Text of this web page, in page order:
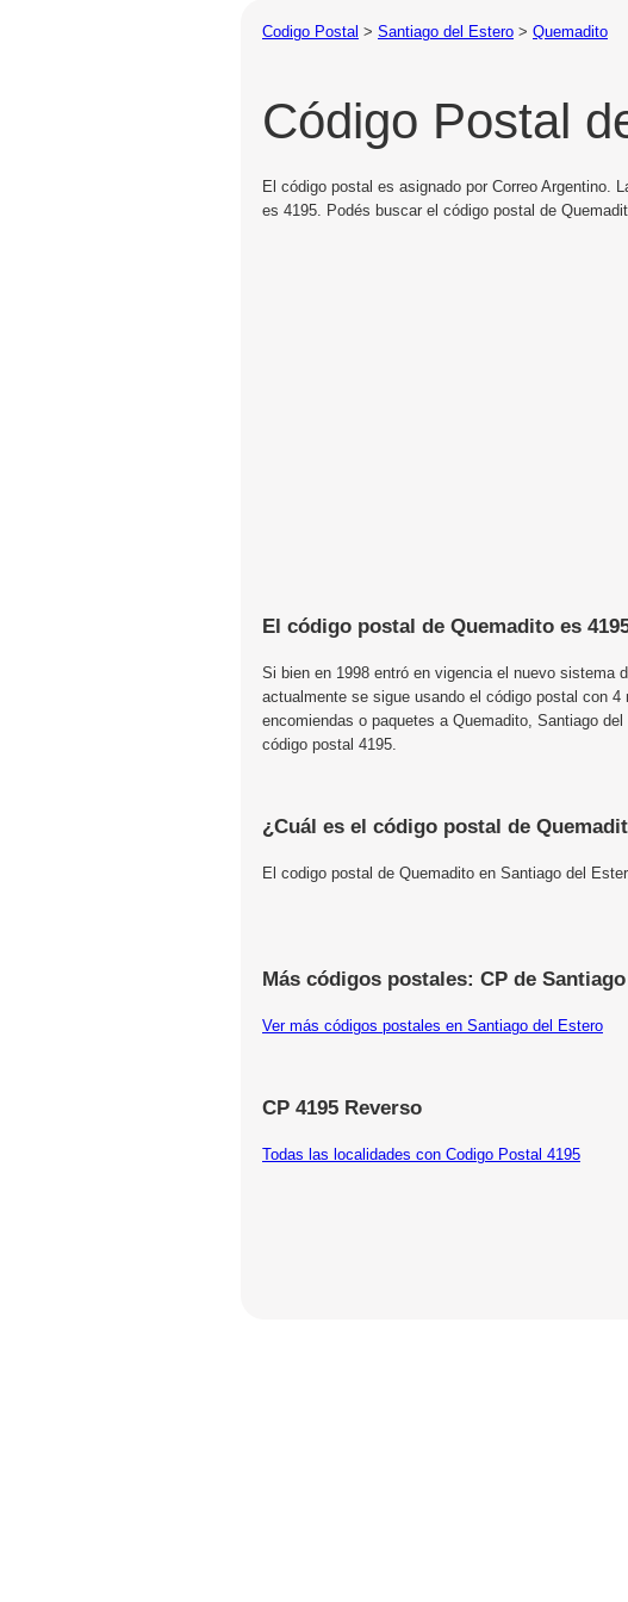
Codigo Postal > Santiago del Estero > Quemadito
Código Postal
El código postal es asignado por Correo Argentino.
es 4195. Podés buscar el código postal de
El código postal de Quemadito es
Si bien en 1998 entró en vigencia el nuevo sistema
actualmente se sigue usando el código postal con
encomiendas o paquetes a Quemadito, Santiago
código postal 4195.
¿Cuál es el código postal de
El codigo postal de Quemadito en Santiago del
Más códigos postales: CP de
Ver más códigos postales en Santiago del Estero
CP 4195 Reverso
Todas las localidades con Codigo Postal 4195